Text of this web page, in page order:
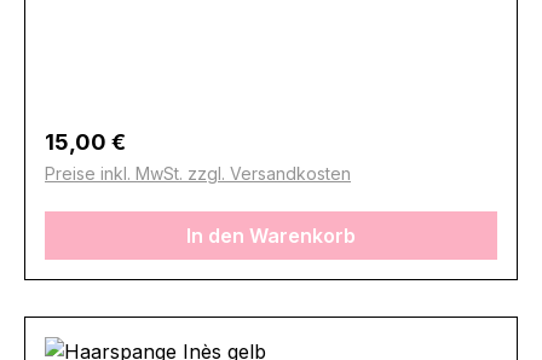
Regulärer Preis:
15,00 €
Preise inkl. MwSt. zzgl. Versandkosten
In den Warenkorb